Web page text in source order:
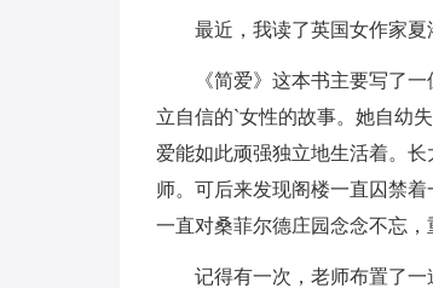
最近，我读了英国女作家夏
《简爱》这本书主要写了
立自信的`女性的故事。她自幼
爱能如此顽强独立地生活着。
师。可后来发现阁楼一直囚禁
一直对桑菲尔德庄园念念不忘
记得有一次，老师布置了